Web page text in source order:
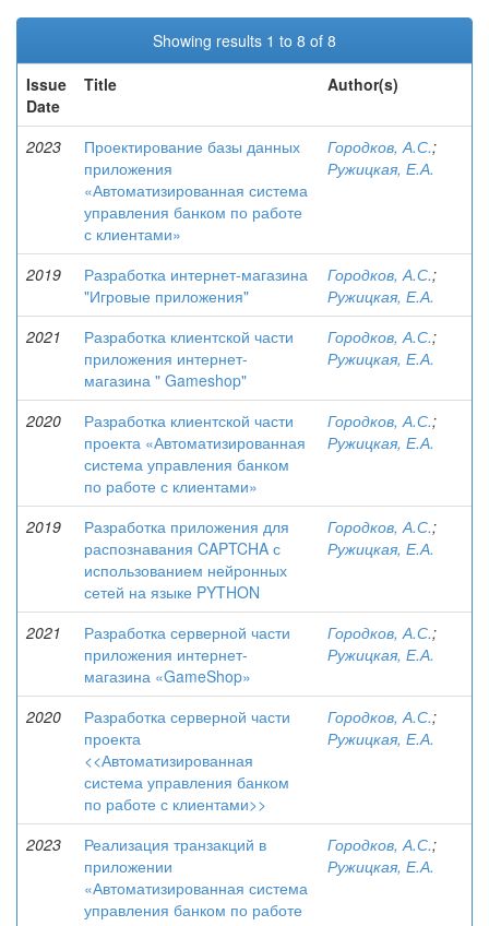
Showing results 1 to 8 of 8
Issue
Date
Title Author(s)
2023
Проектирование базы данных
приложения
«Автоматизированная система
управления банком по работе
с клиентами»
Городков, А.С.;
Ружицкая, Е.А.
2019
Разработка интернет-магазина
"Игровые приложения"
Городков, А.С.;
Ружицкая, Е.А.
2021
Разработка клиентской части
приложения интернет-
магазина " Gameshop"
Городков, А.С.;
Ружицкая, Е.А.
2020
Разработка клиентской части
проекта «Автоматизированная
система управления банком
по работе с клиентами»
Городков, А.С.;
Ружицкая, Е.А.
2019
Разработка приложения для
распознавания CAPTCHA с
использованием нейронных
сетей на языке PYTHON
Городков, А.С.;
Ружицкая, Е.А.
2021
Разработка серверной части
приложения интернет-
магазина «GameShop»
Городков, А.С.;
Ружицкая, Е.А.
2020
Разработка серверной части
проекта
<<Автоматизированная
система управления банком
по работе с клиентами>>
Городков, А.С.;
Ружицкая, Е.А.
2023
Реализация транзакций в
приложении
«Автоматизированная система
управления банком по работе
Городков, А.С.;
Ружицкая, Е.А.